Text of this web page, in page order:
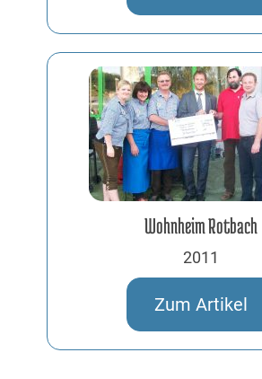
Wohnheim Rotbach
2011
Zum Artikel